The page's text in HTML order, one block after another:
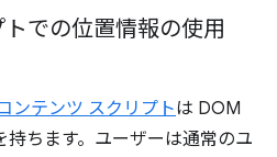
での位置情報の使用
ンテンツ スクリプトは DOM
持ちます。ユーザーは通常のユ